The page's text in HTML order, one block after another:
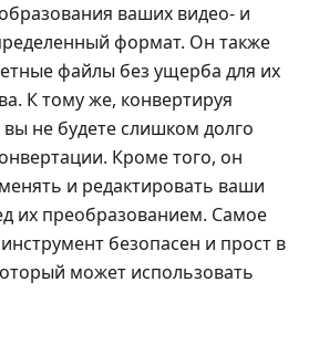
ваших видео- и
формат. Он также
файлы без ущерба для их
К тому же, конвертируя
не будете слишком долго
Кроме того, он
и редактировать ваши
их преобразованием. Самое
безопасен и прост в
может использовать